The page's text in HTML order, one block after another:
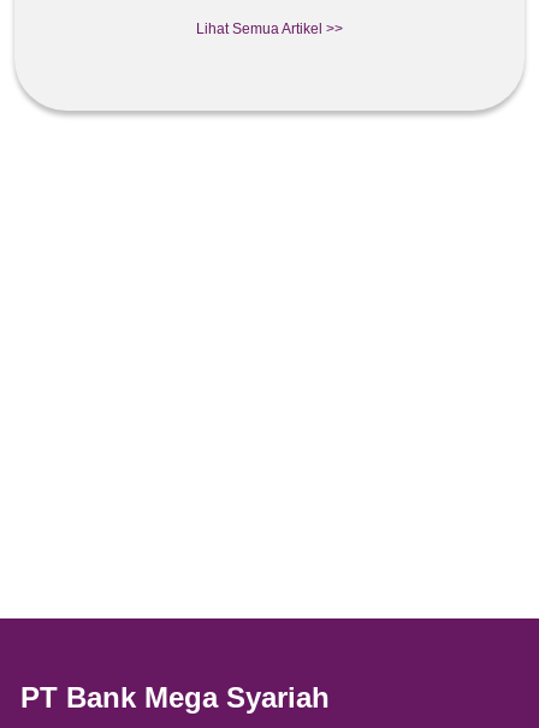
Lihat Semua Artikel >>
PT Bank Mega Syariah